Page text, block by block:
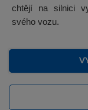
chtějí na silnici
svého vozu.